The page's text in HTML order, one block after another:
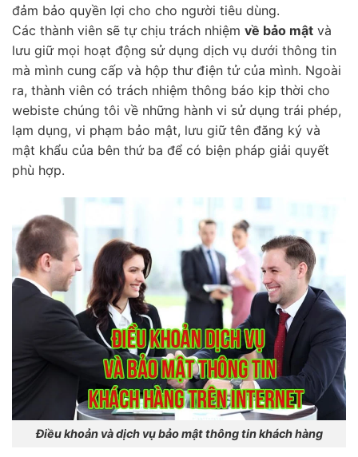
đảm bảo quyền lợi cho cho người tiêu dùng.
Các thành viên sẽ tự chịu trách nhiệm về bảo mật và
lưu giữ mọi hoạt động sử dụng dịch vụ dưới thông tin
mà mình cung cấp và hộp thư điện tử của mình. Ngoài
ra, thành viên có trách nhiệm thông báo kịp thời cho
webiste chúng tôi về những hành vi sử dụng trái phép,
lạm dụng, vi phạm bảo mật, lưu giữ tên đăng ký và
mật khẩu của bên thứ ba để có biện pháp giải quyết
phù hợp.
Điều khoản và dịch vụ bảo mật thông tin khách hàng